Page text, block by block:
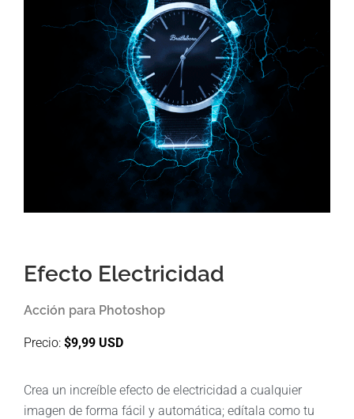
Efecto Electricidad
Acción para Photoshop
Precio: $9,99 USD
Crea un increíble efecto de electricidad a cualquier
imagen de forma fácil y automática; edítala como tu